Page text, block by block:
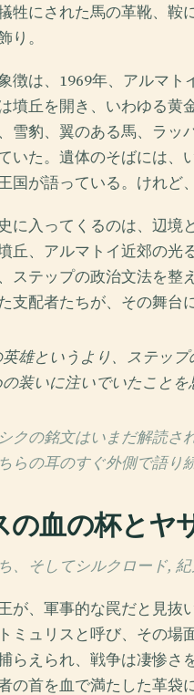
牲にされた馬の革靴、
り。
徴は、1969年、アルマ
墳丘を開き、いわゆる黄
雪豹、翼のある馬、ラ
いた。遺体のそばには
国が語っている。けれど
に入ってくるのは、辺
丘、アルマトイ近郊の
ステップの政治文法を
支配者たちが、その舞台
雄というより、ステッ
装いに注いでいたことを
クの銘文はいまだ解読
らの耳のすぐ外側で語り
の血の杯とヤ
、そしてシルクロード,
が、軍事的な罠だと見抜
ミュリスと呼び、その場
らえられ、戦争は凄惨
の首を血で満たした革